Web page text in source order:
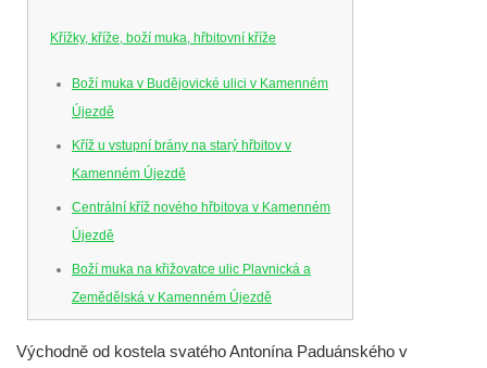
Křížky, kříže, boží muka, hřbitovní kříže
Boží muka v Budějovické ulici v Kamenném
Újezdě
Kříž u vstupní brány na starý hřbitov v
Kamenném Újezdě
Centrální kříž nového hřbitova v Kamenném
Újezdě
Boží muka na křižovatce ulic Plavnická a
Zemědělská v Kamenném Újezdě
v Kamenném Újezdě
Východně od kostela svatého Antonína Paduánského v